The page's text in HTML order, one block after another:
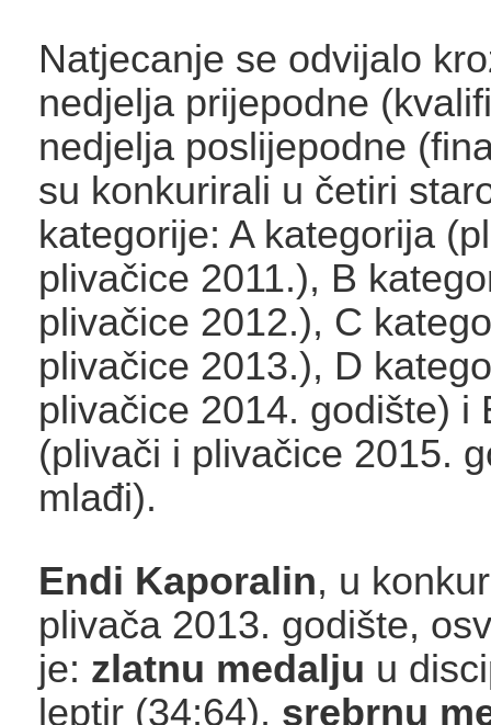
Natjecanje se odvijalo
nedjelja prijepodne
nedjelja poslijepodne
su konkurirali u četiri
kategorije: A kategorija
plivačice 2011.), B
plivačice 2012.), C
plivačice 2013.), D
plivačice 2014. godište) i
(plivači i plivačice 2015.
mlađi).
Endi Kaporalin, u
plivača 2013. godište,
je: zlatnu medalju u
leptir (34;64), srebrnu